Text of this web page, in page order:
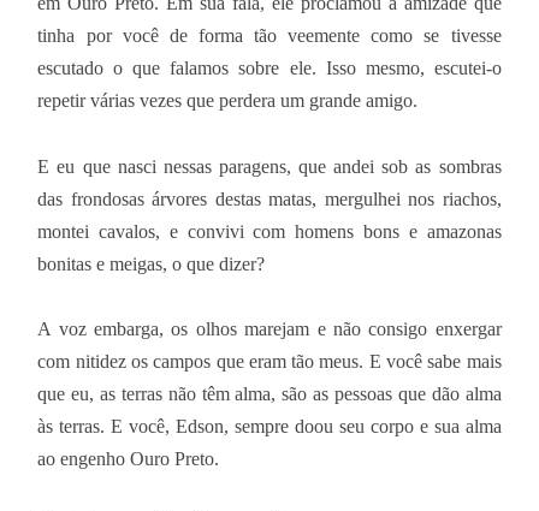
tinha por você de forma tão veemente como se tivesse
escutado o que falamos sobre ele. Isso mesmo, escutei-o
repetir várias vezes que perdera um grande amigo.
E eu que nasci nessas paragens, que andei sob as sombras
das frondosas árvores destas matas, mergulhei nos riachos,
montei cavalos, e convivi com homens bons e amazonas
bonitas e meigas, o que dizer?
A voz embarga, os olhos marejam e não consigo enxergar
com nitidez os campos que eram tão meus. E você sabe mais
que eu, as terras não têm alma, são as pessoas que dão alma
às terras. E você, Edson, sempre doou seu corpo e sua alma
ao engenho Ouro Preto.